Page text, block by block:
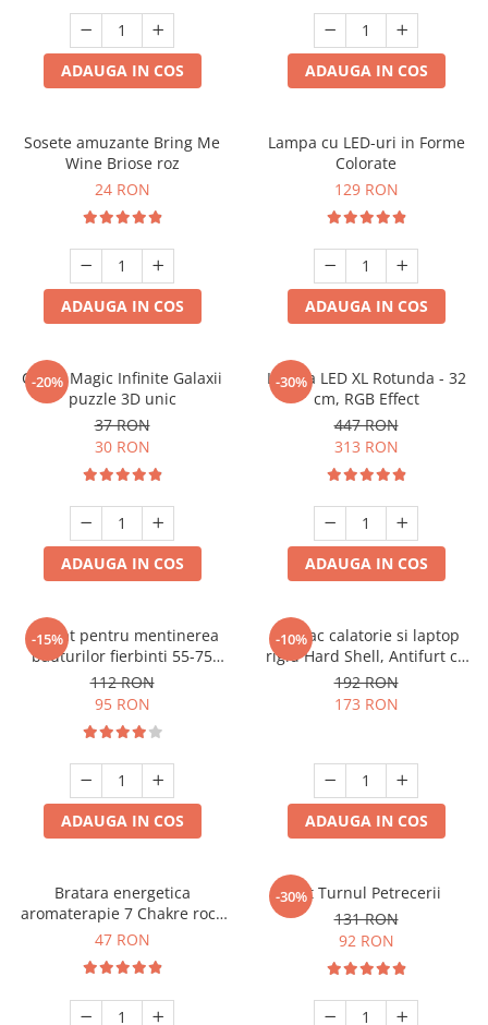
ADAUGA IN COS ADAUGA IN COS
Sosete amuzante Bring Me
Wine Briose roz
24 RON
ADAUGA IN COS
Lampa cu LED-uri in Forme
Colorate
129 RON
ADAUGA IN COS
-20%
Cubul Magic Infinite Galaxii
puzzle 3D unic
37 RON
30 RON
ADAUGA IN COS
-30%
Lampa LED XL Rotunda - 32
cm, RGB Effect
447 RON
313 RON
ADAUGA IN COS
-15%
Aparat pentru mentinerea
bauturilor fierbinti 55-75
grade
112 RON
95 RON
ADAUGA IN COS
-10%
Rucsac calatorie si laptop
rigid Hard Shell, Antifurt cu
port USB, Waterproof,
44x30x17 cm,
192 RON
173 RON
ADAUGA IN COS
Bratara energetica
aromaterapie 7 Chakre roca
vulcanica
47 RON
-30%Set Turnul Petrecerii
131 RON
92 RON